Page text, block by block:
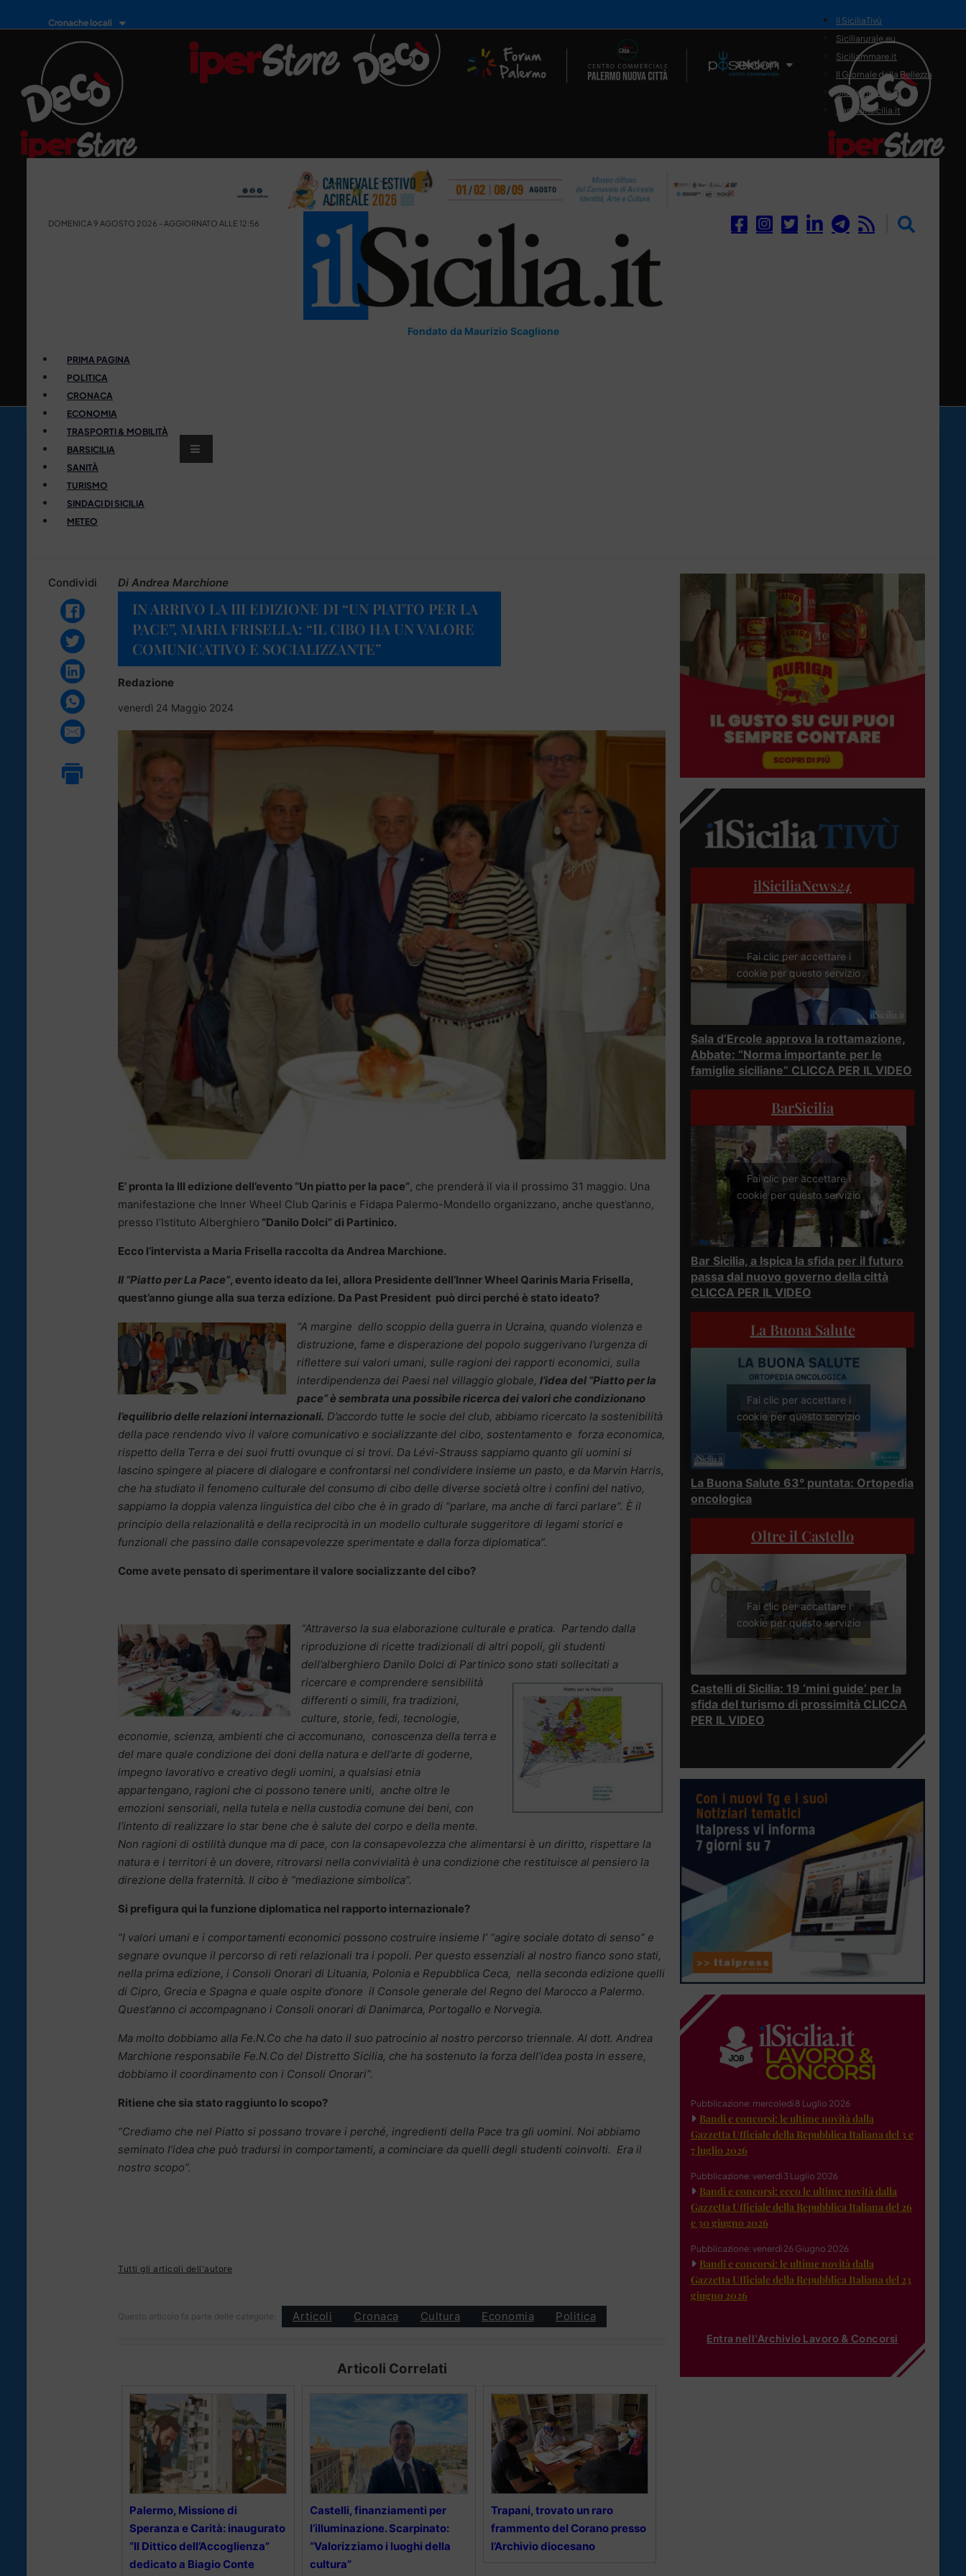
Cronache locali
Il Network
il SiciliaTivù
Siciliarurale.eu
Siciliammare.it
Il Giornale della Bellezza
Siciliamedica.it
Sanitainsicilia.it
DOMENICA 9 AGOSTO 2026 - AGGIORNATO ALLE 12:56
Fondato da Maurizio Scaglione
PRIMA PAGINA
POLITICA
CRONACA
ECONOMIA
TRASPORTI & MOBILITÀ
BARSICILIA
SANITÀ
TURISMO
SINDACI DI SICILIA
METEO
Condividi Di Andrea Marchione
IN ARRIVO LA III EDIZIONE DI “UN PIATTO PER LA
PACE”, MARIA FRISELLA: “IL CIBO HA UN VALORE
COMUNICATIVO E SOCIALIZZANTE”
Redazione
venerdì 24 Maggio 2024
E’ pronta la III edizione dell’evento “Un piatto per la pace”, che prenderà il via il prossimo 31 maggio. Una
manifestazione che Inner Wheel Club Qarinis e Fidapa Palermo-Mondello organizzano, anche quest’anno,
presso l’Istituto Alberghiero “Danilo Dolci” di Partinico.
Ecco l’intervista a Maria Frisella raccolta da Andrea Marchione.
Il “Piatto per La Pace”, evento ideato da lei, allora Presidente dell’Inner Wheel Qarinis Maria Frisella,
quest’anno giunge alla sua terza edizione. Da Past President può dirci perché è stato ideato?
“A margine dello scoppio della guerra in Ucraina, quando violenza e
distruzione, fame e disperazione del popolo suggerivano l’urgenza di
riflettere sui valori umani, sulle ragioni dei rapporti economici, sulla
interdipendenza dei Paesi nel villaggio globale, l’idea del “Piatto per la
pace” è sembrata una possibile ricerca dei valori che condizionano
l’equilibrio delle relazioni internazionali. D’accordo tutte le socie del club, abbiamo ricercato la sostenibilità
della pace rendendo vivo il valore comunicativo e socializzante del cibo, sostentamento e forza economica,
rispetto della Terra e dei suoi frutti ovunque ci si trovi. Da Lévi-Strauss sappiamo quanto gli uomini si
lascino spingere al piacere di dialogare e confrontarsi nel condividere insieme un pasto, e da Marvin Harris,
che ha studiato il fenomeno culturale del consumo di cibo delle diverse società oltre i confini del nativo,
sappiamo la doppia valenza linguistica del cibo che è in grado di “parlare, ma anche di farci parlare”. È il
principio della relazionalità e della reciprocità in un modello culturale suggeritore di legami storici e
funzionali che passino dalle consapevolezze sperimentate e dalla forza diplomatica”.
Come avete pensato di sperimentare il valore socializzante del cibo?
“Attraverso la sua elaborazione culturale e pratica. Partendo dalla
riproduzione di ricette tradizionali di altri popoli, gli studenti
dell’alberghiero Danilo Dolci di Partinico sono stati sollecitati a
ricercare e comprendere sensibilità
differenti o simili, fra tradizioni,
culture, storie, fedi, tecnologie,
economie, scienza, ambienti che ci accomunano, conoscenza della terra e
del mare quale condizione dei doni della natura e dell’arte di goderne,
impegno lavorativo e creativo degli uomini, a qualsiasi etnia
appartengano, ragioni che ci possono tenere uniti, anche oltre le
emozioni sensoriali, nella tutela e nella custodia comune dei beni, con
l’intento di realizzare lo star bene che è salute del corpo e della mente.
Non ragioni di ostilità dunque ma di pace, con la consapevolezza che alimentarsi è un diritto, rispettare la
natura e i territori è un dovere, ritrovarsi nella convivialità è una condizione che restituisce al pensiero la
direzione della fraternità. Il cibo è “mediazione simbolica”.
Si prefigura qui la funzione diplomatica nel rapporto internazionale?
“I valori umani e i comportamenti economici possono costruire insieme l’ “agire sociale dotato di senso” e
segnare ovunque il percorso di reti relazionali tra i popoli. Per questo essenziali al nostro fianco sono stati,
nella prima edizione, i Consoli Onorari di Lituania, Polonia e Repubblica Ceca, nella seconda edizione quelli
di Cipro, Grecia e Spagna e quale ospite d’onore il Console generale del Regno del Marocco a Palermo.
Quest’anno ci accompagnano i Consoli onorari di Danimarca, Portogallo e Norvegia.
Ma molto dobbiamo alla Fe.N.Co che ha dato il suo patrocinio al nostro percorso triennale. Al dott. Andrea
Marchione responsabile Fe.N.Co del Distretto Sicilia, che ha sostenuto la forza dell’idea posta in essere,
dobbiamo il coordinamento con i Consoli Onorari”.
Ritiene che sia stato raggiunto lo scopo?
“Crediamo che nel Piatto si possano trovare i perché, ingredienti della Pace tra gli uomini. Noi abbiamo
seminato l’idea che può tradursi in comportamenti, a cominciare da quelli degli studenti coinvolti. Era il
nostro scopo”.
Tutti gli articoli dell'autore
Questo articolo fa parte delle categorie: Articoli Cronaca Cultura Economia Politica
Articoli Correlati
Palermo, Missione di
Speranza e Carità: inaugurato
“Il Dittico dell’Accoglienza”
dedicato a Biagio Conte
Castelli, finanziamenti per
l’illuminazione. Scarpinato:
“Valorizziamo i luoghi della
cultura”
Trapani, trovato un raro
frammento del Corano presso
l’Archivio diocesano
ilSiciliaNews24
Fai clic per accettare i
cookie per questo servizio
Sala d’Ercole approva la rottamazione,
Abbate: “Norma importante per le
famiglie siciliane” CLICCA PER IL VIDEO
BarSicilia
Fai clic per accettare i
cookie per questo servizio
Bar Sicilia, a Ispica la sfida per il futuro
passa dal nuovo governo della città
CLICCA PER IL VIDEO
La Buona Salute
Fai clic per accettare i
cookie per questo servizio
La Buona Salute 63° puntata: Ortopedia
oncologica
Oltre il Castello
Fai clic per accettare i
cookie per questo servizio
Castelli di Sicilia: 19 ‘mini guide’ per la
sfida del turismo di prossimità CLICCA
PER IL VIDEO
Pubblicazione: mercoledì 8 Luglio 2026
Bandi e concorsi: le ultime novità dalla
Gazzetta Ufficiale della Repubblica Italiana del 3 e
7 luglio 2026
Pubblicazione: venerdì 3 Luglio 2026
Bandi e concorsi: ecco le ultime novità dalla
Gazzetta Ufficiale della Repubblica Italiana del 26
e 30 giugno 2026
Pubblicazione: venerdì 26 Giugno 2026
Bandi e concorsi: le ultime novità dalla
Gazzetta Ufficiale della Repubblica Italiana del 23
giugno 2026
Entra nell'Archivio Lavoro & Concorsi